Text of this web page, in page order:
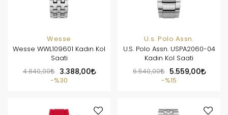
Wesse
Wesse WWL109601 Kadın Kol
Saati
4.840,00
3.388,00
%30
U.s. Polo Assn.
U.S. Polo Assn. USPA2060-04
Kadın Kol Saati
6.540,00
5.559,00
%15